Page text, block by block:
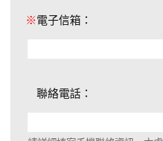
※電子信箱：
聯絡電話：